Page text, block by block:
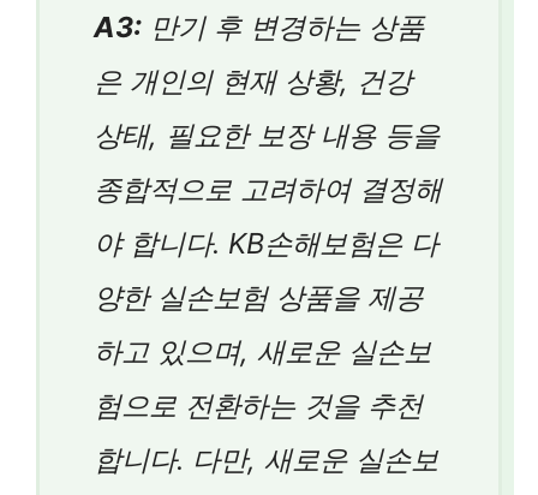
A3: 만기 후 변경하는 상품
은 개인의 현재 상황, 건강
상태, 필요한 보장 내용 등을
종합적으로 고려하여 결정해
야 합니다. KB손해보험은 다
양한 실손보험 상품을 제공
하고 있으며, 새로운 실손보
험으로 전환하는 것을 추천
합니다. 다만, 새로운 실손보